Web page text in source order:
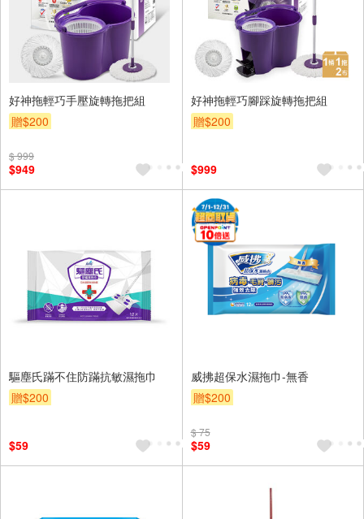
好神拖輕巧手壓旋轉拖把組
贈$200
$ 999
$949
好神拖輕巧腳踩旋轉拖把組
贈$200
$999
驅塵氏蹣不住防蹣抗敏濕拖巾
贈$200
$59
威拂超保水濕拖巾-無香
贈$200
$ 75
$59